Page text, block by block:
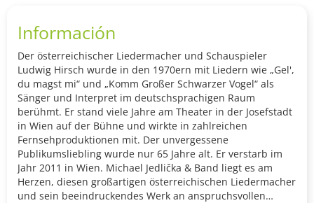
Información
Der österreichischer Liedermacher und Schauspieler
Ludwig Hirsch wurde in den 1970ern mit Liedern wie „Gel',
du magst mi“ und „Komm Großer Schwarzer Vogel“ als
Sänger und Interpret im deutschsprachigen Raum
berühmt. Er stand viele Jahre am Theater in der Josefstadt
in Wien auf der Bühne und wirkte in zahlreichen
Fernsehproduktionen mit. Der unvergessene
Publikumsliebling wurde nur 65 Jahre alt. Er verstarb im
Jahr 2011 in Wien. Michael Jedlička & Band liegt es am
Herzen, diesen großartigen österreichischen Liedermacher
und sein beeindruckendes Werk an anspruchsvollen